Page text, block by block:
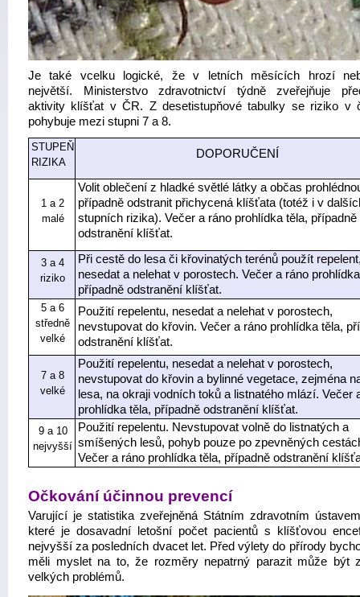
Je také vcelku logické, že v letních měsících hrozí
největší. Ministerstvo zdravotnictví týdně zveřejňuje
aktivity klíšťat v ČR. Z desetistupňové tabulky se riziko v
pohybuje mezi stupni 7 a 8.
STUPEŇ
RIZIKA
DOPORUČENÍ
1 a 2
malé
Volit oblečení z hladké světlé látky a občas
případně odstranit přichycená klíšťata (totéž i v
stupních rizika). Večer a ráno prohlídka těla, případně
odstranění klíšťat.
3 a 4
riziko
Při cestě do lesa či křovinatých terénů použít
nesedat a nelehat v porostech. Večer a ráno
případně odstranění klíšťat.
5 a 6
středně
velké
Použití repelentu, nesedat a nelehat v porostech,
nevstupovat do křovin. Večer a ráno prohlídka těla,
odstranění klíšťat.
7 a 8
velké
Použití repelentu, nesedat a nelehat v porostech,
nevstupovat do křovin a bylinné vegetace, zejména
lesa, na okraji vodních toků a listnatého mlází. Večer
prohlídka těla, případně odstranění klíšťat.
9 a 10
nejvyšší
Použití repelentu. Nevstupovat volně do listnatých a
smíšených lesů, pohyb pouze po zpevněných
Večer a ráno prohlídka těla, případně odstranění
Očkování účinnou prevencí
Varující je statistika zveřejněná Státním zdravotním
které je dosavadní letošní počet pacientů s klíšťovou
nejvyšší za posledních dvacet let. Před výlety do přírody
měli myslet na to, že rozměry nepatrný parazit může být
velkých problémů.